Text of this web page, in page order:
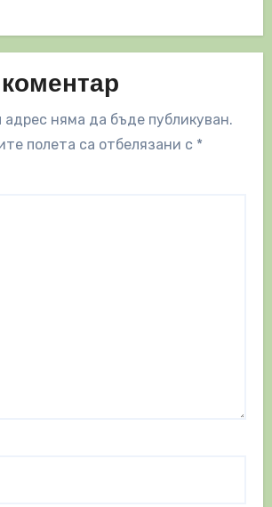
няма да бъде публикуван.
полета са отбелязани с *